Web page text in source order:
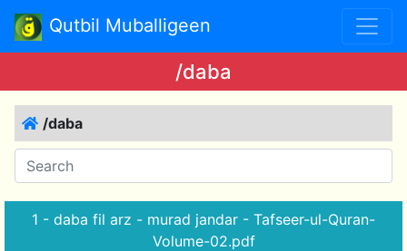
Qutbil Muballigeen
/daba
/daba
1 - daba fil arz - murad jandar - Tafseer-ul-Quran-
Volume-02.pdf